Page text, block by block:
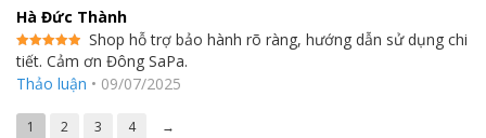
Hà Đức Thành
Được xếp
hạng 55
sao
Shop hỗ trợ bảo hành rõ ràng, hướng dẫn sử dụng chi
tiết. Cảm ơn Đông SaPa.
Thảo luận • 09/07/2025
1 2 3 4 →